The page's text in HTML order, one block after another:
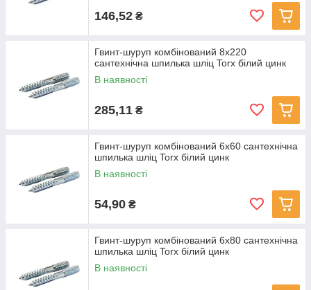
146,52 ₴
Гвинт-шуруп комбінований 8х220
сантехнічна шпилька шліц Torx білий цинк
В наявності
285,11 ₴
Гвинт-шуруп комбінований 6x60 сантехнічна
шпилька шліц Torx білий цинк
В наявності
54,90 ₴
Гвинт-шуруп комбінований 6x80 сантехнічна
шпилька шліц Torx білий цинк
В наявності